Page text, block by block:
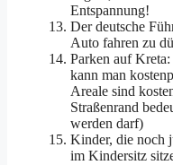
Entspannung!
Der deutsche
Auto fahren zu
Parken auf
kann man
Areale sind
Straßenrand
werden darf)
Kinder, die noch
im Kindersitz